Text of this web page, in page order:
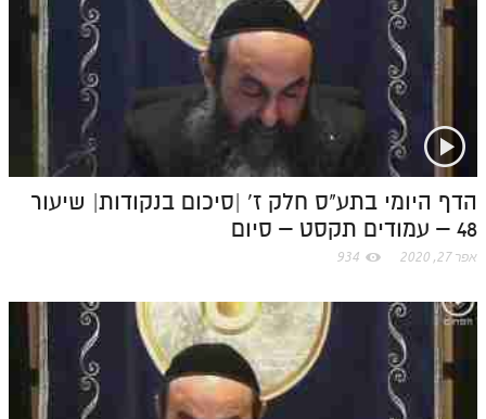
o
הדף היומי בתע"ס חלק ז' |סיכום בנקודות| שיעור
48 – עמודים תקסט – סיום
אפר 27, 2020 934